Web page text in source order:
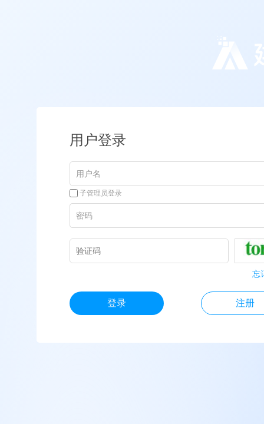
用户登录
子管理员登录
忘
登录 注册